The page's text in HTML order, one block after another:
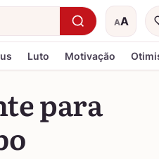
AA
Luto Motivação
para